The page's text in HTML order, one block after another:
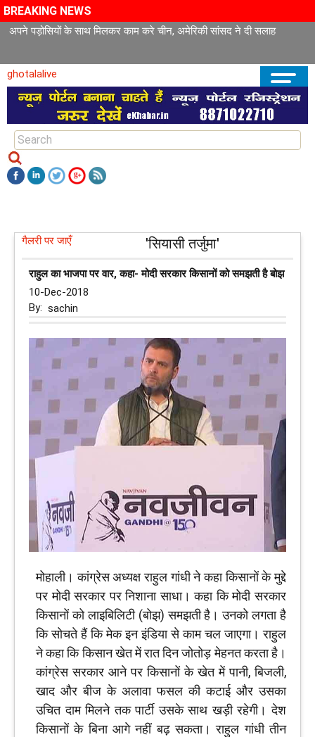
BREAKING NEWS
अपने पड़ोसियों के साथ मिलकर काम करे चीन, अमेरिकी सांसद ने दी सलाह
ghotalalive
गैलरी पर जाएँ 'सियासी तर्जुमा'
राहुल का भाजपा पर वार, कहा- मोदी सरकार किसानों को समझती है बोझ
10-Dec-2018
By: sachin
मोहाली। कांग्रेस अध्यक्ष राहुल गांधी ने कहा किसानों के मुद्दे
पर मोदी सरकार पर निशाना साधा। कहा कि मोदी सरकार
किसानों को लाइबिलिटी (बोझ) समझती है। उनको लगता है
कि सोचते हैं कि मेक इन इंडिया से काम चल जाएगा। राहुल
ने कहा कि किसान खेत में रात दिन जोतोड़ मेहनत करता है।
कांग्रेस सरकार आने पर किसानों के खेत में पानी, बिजली,
खाद और बीज के अलावा फसल की कटाई और उसका
उचित दाम मिलने तक पार्टी उसके साथ खड़ी रहेगी। देश
किसानों के बिना आगे नहीं बढ़ सकता। राहुल गांधी तीन